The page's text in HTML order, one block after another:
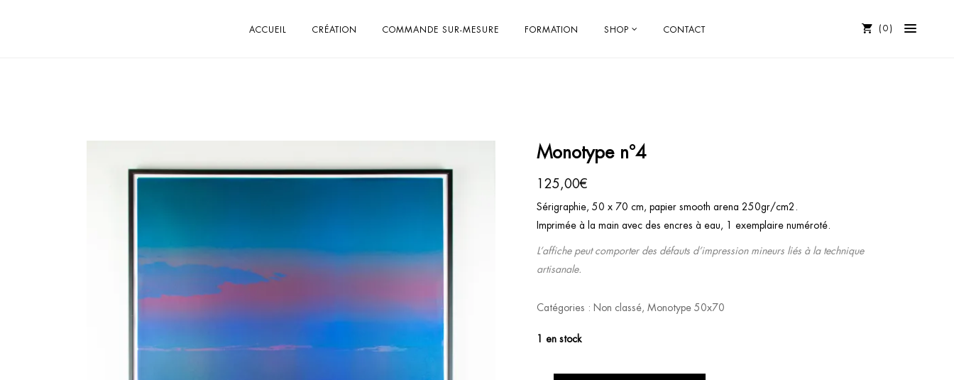
ACCUEIL CRÉATION COMMANDE SUR-MESURE FORMATION SHOP CONTACT 0
Monotype n°4
125,00€
Sérigraphie, 50 x 70 cm, papier smooth arena 250gr/cm2.
Imprimée à la main avec des encres à eau, 1 exemplaire numéroté.
L’affiche peut comporter des défauts d’impression mineurs liés à la technique
artisanale.
Catégories : Non classé, Monotype 50x70
1 en stock